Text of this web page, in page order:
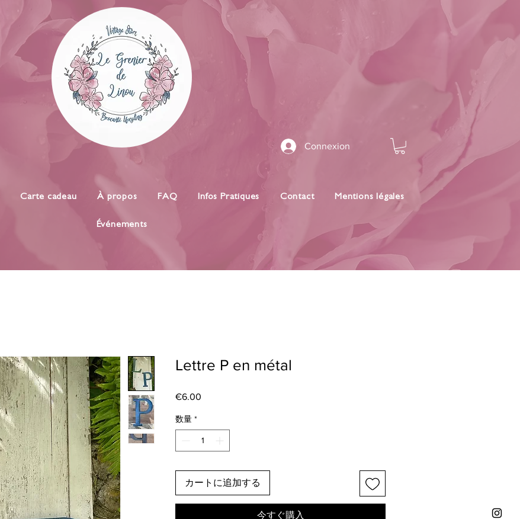
Connexion
Carte cadeau À propos FAQ Infos Pratiques Contact Mentions légales
Événements
Lettre P en métal
€6.00
数量 *
カートに追加する
今すぐ購入